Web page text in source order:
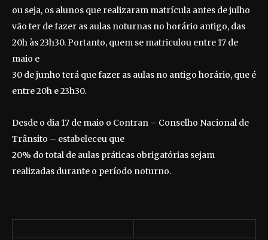
ou seja, os alunos que realizaram matrícula antes de julho
vão ter de fazer as aulas noturnas no horário antigo, das
20h às 23h30. Portanto, quem se matriculou entre 17 de
maio e
30 de junho terá que fazer as aulas no antigo horário, que é
entre 20h e 23h30.
Desde o dia 17 de maio o Contran – Conselho Nacional de
Trânsito – estabeleceu que
20% do total de aulas práticas obrigatórias sejam
realizadas durante o período noturno.